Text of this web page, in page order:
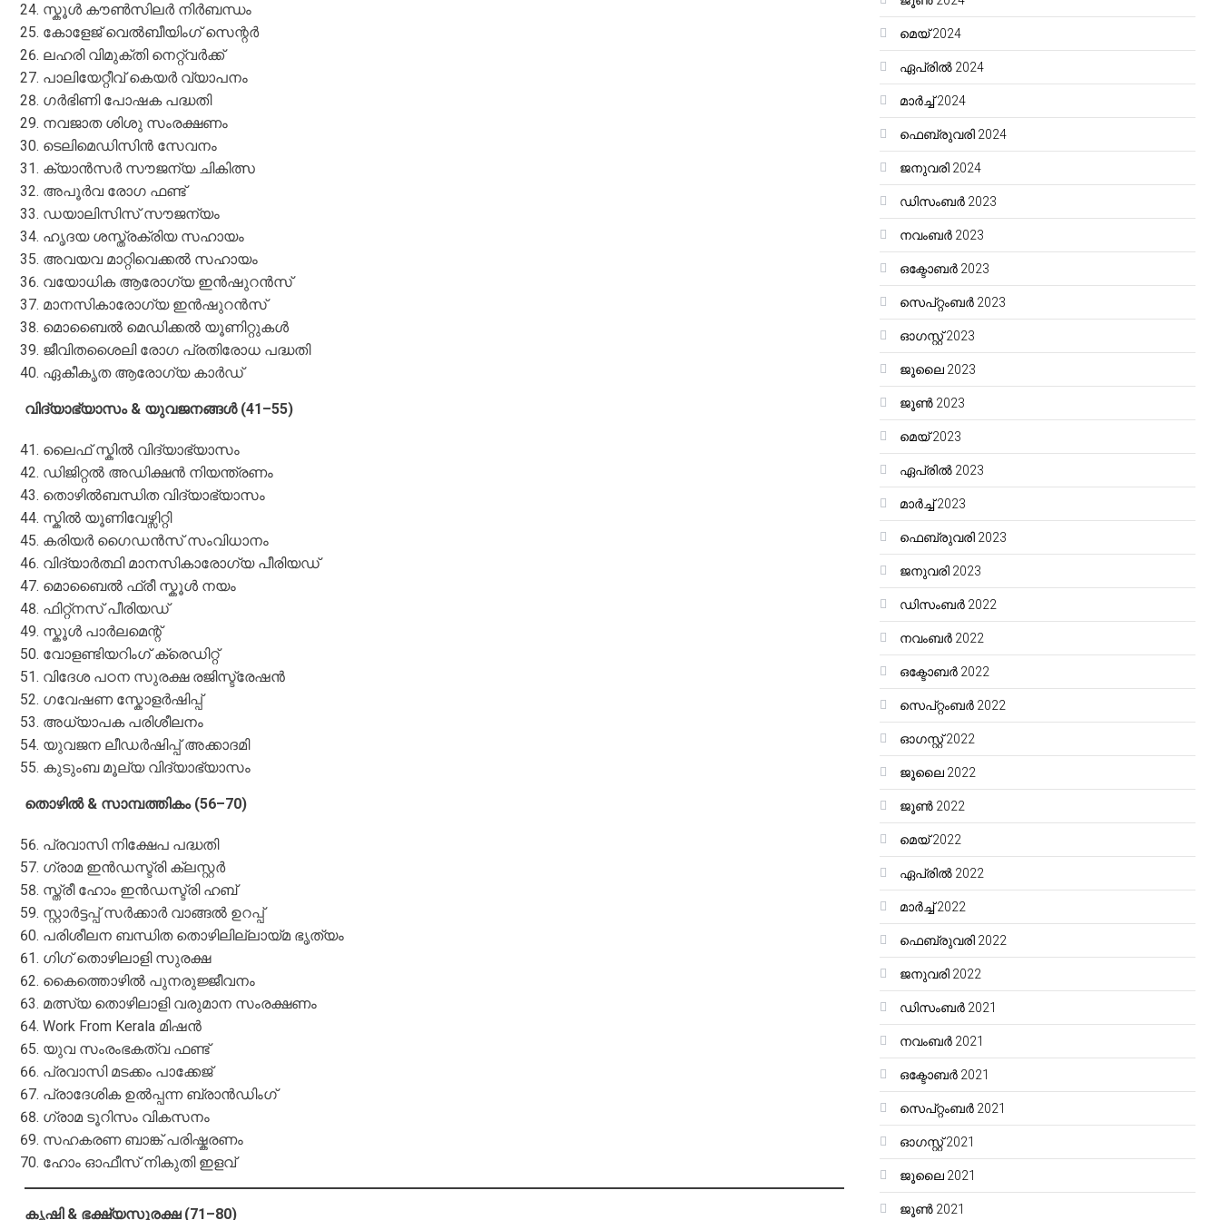
സ്കൂൾ കൗൺസിലർ നിർബന്ധം
കോളേജ് വെൽബീയിംഗ് സെന്റർ
ലഹരി വിമുക്തി നെറ്റ്‌വർക്ക്
പാലിയേറ്റീവ് കെയർ വ്യാപനം
ഗർഭിണി പോഷക പദ്ധതി
നവജാത ശിശു സംരക്ഷണം
ടെലിമെഡിസിൻ സേവനം
ക്യാൻസർ സൗജന്യ ചികിത്സ
അപൂർവ രോഗ ഫണ്ട്
ഡയാലിസിസ് സൗജന്യം
ഹൃദയ ശസ്ത്രക്രിയ സഹായം
അവയവ മാറ്റിവെക്കൽ സഹായം
വയോധിക ആരോഗ്യ ഇൻഷുറൻസ്
മാനസികാരോഗ്യ ഇൻഷുറൻസ്
മൊബൈൽ മെഡിക്കൽ യൂണിറ്റുകൾ
ജീവിതശൈലി രോഗ പ്രതിരോധ പദ്ധതി
ഏകീകൃത ആരോഗ്യ കാർഡ്
വിദ്യാഭ്യാസം & യുവജനങ്ങൾ (41–55)
ലൈഫ് സ്കിൽ വിദ്യാഭ്യാസം
ഡിജിറ്റൽ അഡിക്ഷൻ നിയന്ത്രണം
തൊഴിൽബന്ധിത വിദ്യാഭ്യാസം
സ്കിൽ യൂണിവേഴ്സിറ്റി
കരിയർ ഗൈഡൻസ് സംവിധാനം
വിദ്യാർത്ഥി മാനസികാരോഗ്യ പീരിയഡ്
മൊബൈൽ ഫ്രീ സ്കൂൾ നയം
ഫിറ്റ്നസ് പീരിയഡ്
സ്കൂൾ പാർലമെന്റ്
വോളണ്ടിയറിംഗ് ക്രെഡിറ്റ്
വിദേശ പഠന സുരക്ഷ രജിസ്ട്രേഷൻ
ഗവേഷണ സ്കോളർഷിപ്പ്
അധ്യാപക പരിശീലനം
യുവജന ലീഡർഷിപ്പ് അക്കാദമി
കുടുംബ മൂല്യ വിദ്യാഭ്യാസം
തൊഴിൽ & സാമ്പത്തികം (56–70)
പ്രവാസി നിക്ഷേപ പദ്ധതി
ഗ്രാമ ഇൻഡസ്ട്രി ക്ലസ്റ്റർ
സ്ത്രീ ഹോം ഇൻഡസ്ട്രി ഹബ്
സ്റ്റാർട്ടപ്പ് സർക്കാർ വാങ്ങൽ ഉറപ്പ്
പരിശീലന ബന്ധിത തൊഴിലില്ലായ്മ ഭൃത്യം
ഗിഗ് തൊഴിലാളി സുരക്ഷ
കൈത്തൊഴിൽ പുനരുജ്ജീവനം
മത്സ്യ തൊഴിലാളി വരുമാന സംരക്ഷണം
Work From Kerala മിഷൻ
യുവ സംരംഭകത്വ ഫണ്ട്
പ്രവാസി മടക്കം പാക്കേജ്
പ്രാദേശിക ഉൽപ്പന്ന ബ്രാൻഡിംഗ്
ഗ്രാമ ടൂറിസം വികസനം
സഹകരണ ബാങ്ക് പരിഷ്കരണം
ഹോം ഓഫീസ് നികുതി ഇളവ്
കൃഷി & ഭക്ഷ്യസുരക്ഷ (71–80)
മെയ്‌ 2024
ഏപ്രിൽ 2024
മാർച്ച്‌ 2024
ഫെബ്രുവരി 2024
ജനുവരി 2024
ഡിസംബർ 2023
നവംബർ 2023
ഒക്ടോബർ 2023
സെപ്റ്റംബർ 2023
ഓഗസ്റ്റ്‌ 2023
ജൂലൈ 2023
ജൂൺ 2023
മെയ്‌ 2023
ഏപ്രിൽ 2023
മാർച്ച്‌ 2023
ഫെബ്രുവരി 2023
ജനുവരി 2023
ഡിസംബർ 2022
നവംബർ 2022
ഒക്ടോബർ 2022
സെപ്റ്റംബർ 2022
ഓഗസ്റ്റ്‌ 2022
ജൂലൈ 2022
ജൂൺ 2022
മെയ്‌ 2022
ഏപ്രിൽ 2022
മാർച്ച്‌ 2022
ഫെബ്രുവരി 2022
ജനുവരി 2022
ഡിസംബർ 2021
നവംബർ 2021
ഒക്ടോബർ 2021
സെപ്റ്റംബർ 2021
ഓഗസ്റ്റ്‌ 2021
ജൂലൈ 2021
ജൂൺ 2021